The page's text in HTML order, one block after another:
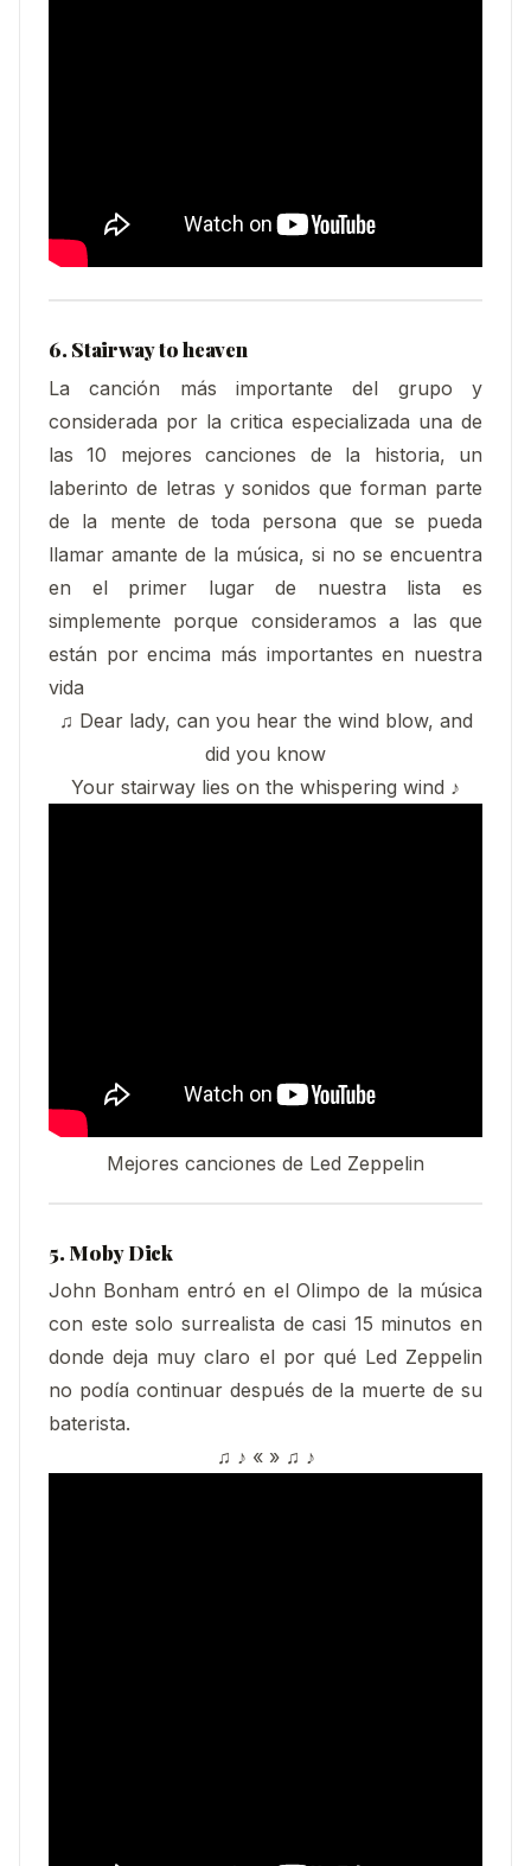
6. Stairway to heaven
La canción más importante del grupo y
considerada por la critica especializada una de
las 10 mejores canciones de la historia, un
laberinto de letras y sonidos que forman parte
de la mente de toda persona que se pueda
llamar amante de la música, si no se encuentra
en el primer lugar de nuestra lista es
simplemente porque consideramos a las que
están por encima más importantes en nuestra
vida
♫ Dear lady, can you hear the wind blow, and
did you know
Your stairway lies on the whispering wind ♪
Mejores canciones de Led Zeppelin
5. Moby Dick
John Bonham entró en el OIimpo de la música
con este solo surrealista de casi 15 minutos en
donde deja muy claro el por qué Led Zeppelin
no podía continuar después de la muerte de su
baterista.
♫ ♪ « » ♫ ♪